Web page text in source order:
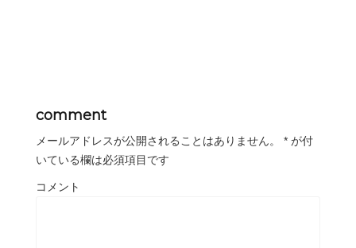
comment
メールアドレスが公開されることはありません。 * が付
いている欄は必須項目です
コメント